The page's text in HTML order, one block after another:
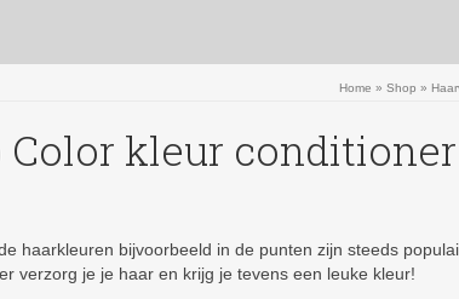
Home » Shop »
Color kleur conditioner
haarkleuren bijvoorbeeld in de punten zijn steeds
verzorg je je haar en krijg je tevens een leuke kleur!